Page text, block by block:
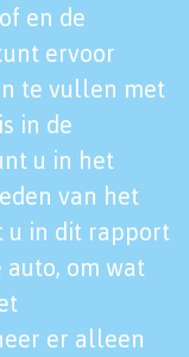
en de
ervoor
te vullen met
in de
u in het
van het
u in dit rapport
auto, om wat
er alleen